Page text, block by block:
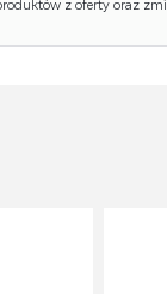
z oferty oraz